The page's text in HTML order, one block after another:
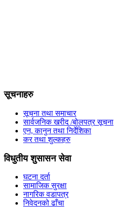
सूचनाहरु
सूचना तथा समाचार
सार्वजनिक खरीद /बोलपत्र सूचना
एन, कानुन तथा निर्देशिका
कर तथा शुल्कहरु
विधुतीय शुसासन सेवा
घटना दर्ता
सामाजिक सुरक्षा
नागरिक वडापत्र
निवेदनको ढाँचा